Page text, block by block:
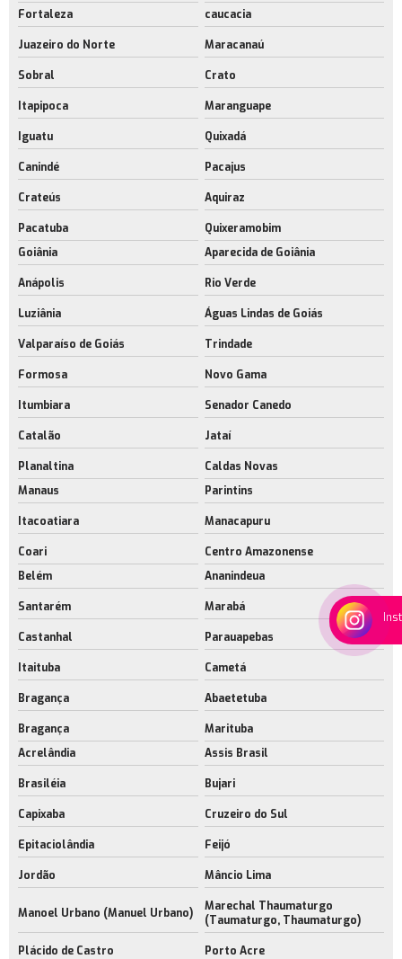
Fortaleza caucacia
Juazeiro do Norte Maracanaú
Sobral Crato
Itapipoca Maranguape
Iguatu Quixadá
Canindé Pacajus
Crateús Aquiraz
Pacatuba
Quixeramobim
Goiânia
Aparecida de Goiânia
Anápolis Rio Verde
Luziânia Águas Lindas de Goiás
Valparaíso de Goiás Trindade
Formosa Novo Gama
Itumbiara Senador Canedo
Catalão Jataí
Planaltina
Caldas Novas
Manaus
Parintins
Itacoatiara Manacapuru
Coari
Centro Amazonense
Belém
Ananindeua
Santarém Marabá
Castanhal Parauapebas
Itaituba Cametá
Bragança Abaetetuba
Bragança
Marituba
Acrelândia
Assis Brasil
Brasiléia Bujari
Capixaba Cruzeiro do Sul
Epitaciolândia Feijó
Jordão Mâncio Lima
Manoel Urbano (Manuel Urbano)
Marechal Thaumaturgo
(Taumaturgo, Thaumaturgo)
Plácido de Castro Porto Acre